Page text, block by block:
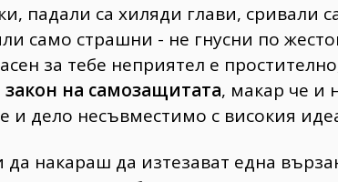
падали са хиляди глави, сривали
само страшни - не гнусни по
за тебе неприятел е
закон на самозащитата, макар че и
и дело несъвместимо с високия
накараш да изтезават една